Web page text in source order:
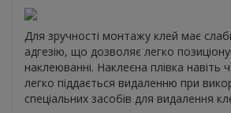
Для зручності монтажу клей має
адгезію, що дозволяє легко
наклеюванні. Наклеєна плівка навіть
легко піддається видаленню при
спеціальних засобів для видалення